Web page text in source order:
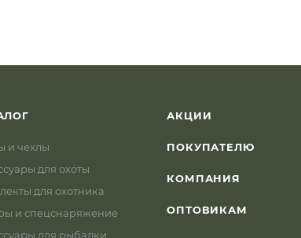
и чехлы
для охоты
для охотника
и спецснаряжение
для рыбалки
АКЦИИ
ПОКУПАТЕЛЮ
КОМПАНИЯ
ОПТОВИКАМ